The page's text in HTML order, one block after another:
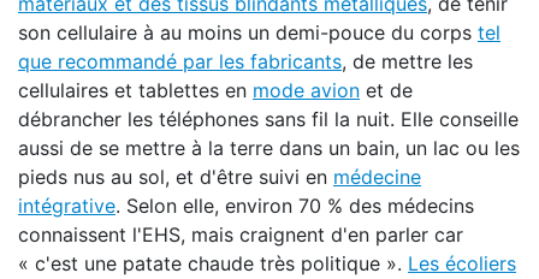
son cellulaire à au moins un demi-pouce du corps tel
que recommandé par les fabricants, de mettre les
cellulaires et tablettes en mode avion et de
débrancher les téléphones sans fil la nuit. Elle conseille
aussi de se mettre à la terre dans un bain, un lac ou les
pieds nus au sol, et d'être suivi en médecine
intégrative. Selon elle, environ 70 % des médecins
connaissent l'EHS, mais craignent d'en parler car
« c'est une patate chaude très politique ». Les écoliers